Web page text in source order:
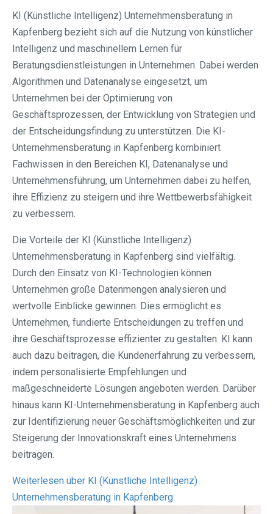
KI (Künstliche Intelligenz) Unternehmensberatung in
Kapfenberg bezieht sich auf die Nutzung von künstlicher
Intelligenz und maschinellem Lernen für
Beratungsdienstleistungen in Unternehmen. Dabei werden
Algorithmen und Datenanalyse eingesetzt, um
Unternehmen bei der Optimierung von
Geschäftsprozessen, der Entwicklung von Strategien und
der Entscheidungsfindung zu unterstützen. Die KI-
Unternehmensberatung in Kapfenberg kombiniert
Fachwissen in den Bereichen KI, Datenanalyse und
Unternehmensführung, um Unternehmen dabei zu helfen,
ihre Effizienz zu steigern und ihre Wettbewerbsfähigkeit
zu verbessern.
Die Vorteile der KI (Künstliche Intelligenz)
Unternehmensberatung in Kapfenberg sind vielfältig.
Durch den Einsatz von KI-Technologien können
Unternehmen große Datenmengen analysieren und
wertvolle Einblicke gewinnen. Dies ermöglicht es
Unternehmen, fundierte Entscheidungen zu treffen und
ihre Geschäftsprozesse effizienter zu gestalten. KI kann
auch dazu beitragen, die Kundenerfahrung zu verbessern,
indem personalisierte Empfehlungen und
maßgeschneiderte Lösungen angeboten werden. Darüber
hinaus kann KI-Unternehmensberatung in Kapfenberg auch
zur Identifizierung neuer Geschäftsmöglichkeiten und zur
Steigerung der Innovationskraft eines Unternehmens
beitragen.
Weiterlesen über KI (Künstliche Intelligenz)
Unternehmensberatung in Kapfenberg